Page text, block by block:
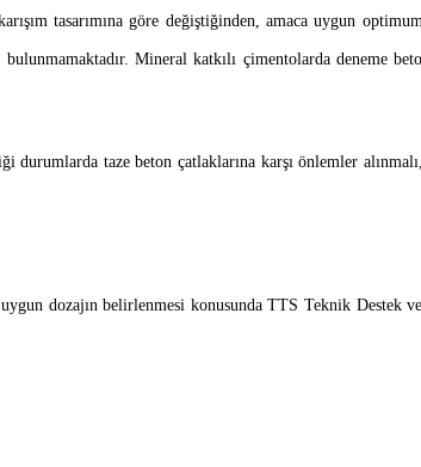
tasarımına göre değiştiğinden, amaca uygun
Mineral katkılı çimentolarda deneme
durumlarda taze beton çatlaklarına karşı önlemler
dozajın belirlenmesi konusunda TTS Teknik Destek